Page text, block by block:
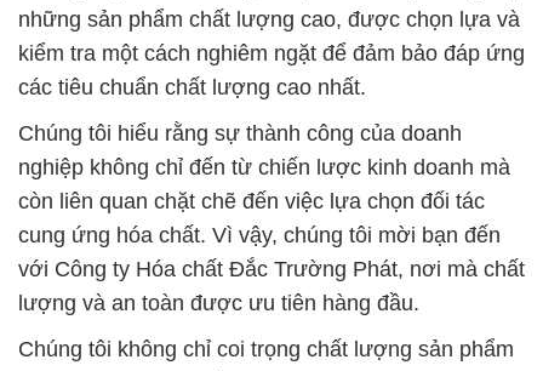
những sản phẩm chất lượng cao, được chọn lựa và
kiểm tra một cách nghiêm ngặt để đảm bảo đáp ứng
các tiêu chuẩn chất lượng cao nhất.
Chúng tôi hiểu rằng sự thành công của doanh
nghiệp không chỉ đến từ chiến lược kinh doanh mà
còn liên quan chặt chẽ đến việc lựa chọn đối tác
cung ứng hóa chất. Vì vậy, chúng tôi mời bạn đến
với Công ty Hóa chất Đắc Trường Phát, nơi mà chất
lượng và an toàn được ưu tiên hàng đầu.
Chúng tôi không chỉ coi trọng chất lượng sản phẩm